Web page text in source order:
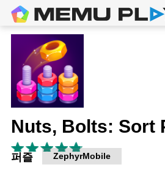
퍼즐 ZephyrMobile